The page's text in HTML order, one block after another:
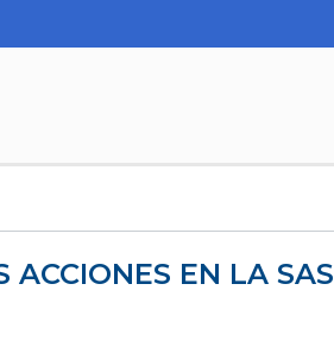
ACCIONES EN LA SAS